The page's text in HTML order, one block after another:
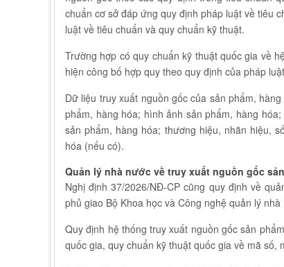
chuẩn cơ sở đáp ứng quy định pháp luật về tiêu
luật về tiêu chuẩn và quy chuẩn kỹ thuật.
Trường hợp có quy chuẩn kỹ thuật quốc gia về
hiện công bố hợp quy theo quy định của pháp
Dữ liệu truy xuất nguồn gốc của sản phẩm,
phẩm, hàng hóa; hình ảnh sản phẩm, hàng
sản phẩm, hàng hóa; thương hiệu, nhãn hiệu,
hóa (nếu có).
Quản lý nhà nước về truy xuất nguồn gốc
Nghị định 37/2026/NĐ-CP cũng quy định về
phủ giao Bộ Khoa học và Công nghệ quản lý
Quy định hệ thống truy xuất nguồn gốc sản
quốc gia, quy chuẩn kỹ thuật quốc gia về mã số,